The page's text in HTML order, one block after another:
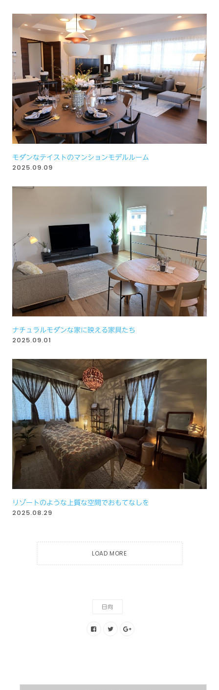
モダンなテイストのマンションモデルルーム
2025.09.09
ナチュラルモダンな家に映える家具たち
2025.09.01
リゾートのような上質な空間でおもてなしを
2025.08.29
LOAD MORE
日向